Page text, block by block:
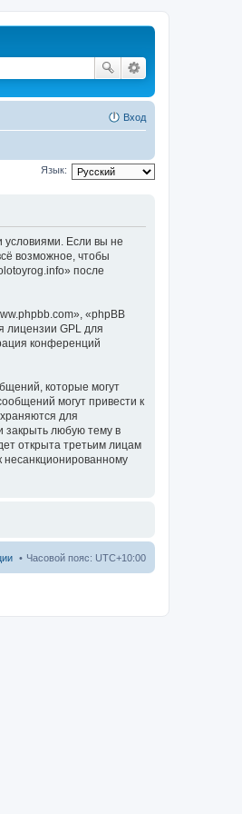
Вход
Язык:
Если вы не
возможное, чтобы
после
«phpBB
лицензии GPL для
конференций
которые могут
могут привести к
для
закрыть любую тему в
открыта третьим лицам
несанкционированному
Часовой пояс: UTC+10:00